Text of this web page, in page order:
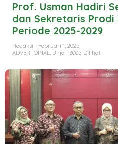
Prof. Usman Hadiri
dan Sekretaris Prodi
Periode 2025-2029
Redaksi
Februari 1, 2025
ADVERTORIAL, Unja 3005 Dilihat